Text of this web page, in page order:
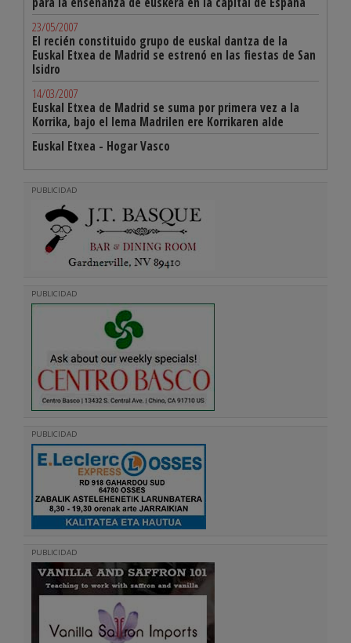
23/05/2007
El recién constituido grupo de euskal dantza de la
Euskal Etxea de Madrid se estrenó en las fiestas de San
Isidro
14/03/2007
Euskal Etxea de Madrid se suma por primera vez a la
Korrika, bajo el lema Madrilen ere Korrikaren alde
Euskal Etxea - Hogar Vasco
PUBLICIDAD
PUBLICIDAD
PUBLICIDAD
PUBLICIDAD